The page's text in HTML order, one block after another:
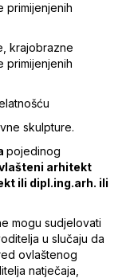
primijenjenih
krajobrazne
primijenjenih
skulpture.
pojedinog
arhitekt
ili dipl.ing.arh. ili
mogu sudjelovati
u slučaju da
ovlaštenog
natječaja,